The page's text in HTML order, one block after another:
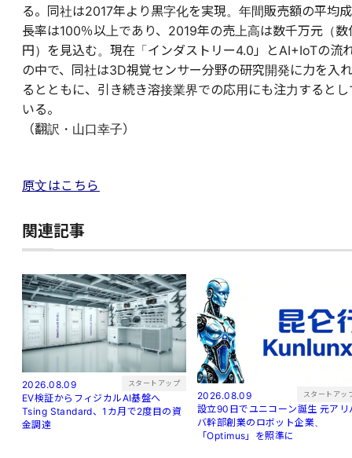
る。同社は2017年より黒字化を実現。年間販売額の平均成
長率は100％以上であり、2019年の売上高は数千万元（数
円）を見込む。現在「インダストリー4.0」とAI+IoTの流
の中で、同社は3D視覚センサー分野の研究開発に力を入れ
るとともに、引き続き溶接業界での応用にも注力するとし
いる。
（翻訳・山口幸子）
原文はこちら
関連記事
2026.08.09 スタートアップ
EV検証からフィジカルAI基盤へ
Tsing Standard、1カ月で2度目の資
金調達
2026.08.09 スタートアッ
設立90日でユニコーン誕生 元アリバ
バ幹部創業のロボット企業、
「Optimus」を照準に